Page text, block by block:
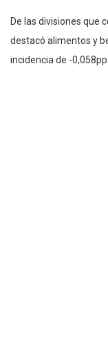
De las divisiones que
destacó alimentos y
incidencia de -0,058pp.